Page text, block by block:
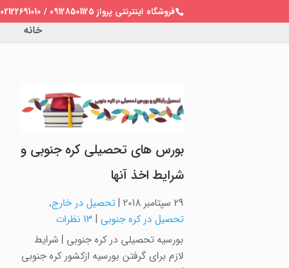
فروشگاه اینترنتی پرواز 09128501125 / 02122691010
خانه
بورس های تحصیلی کره جنوبی و
شرایط اخذ آنها
29 سپتامبر 2018 |تحصیل در خارج,
تحصیل در کره جنوبی | 13 نظرات
بورسیه تحصیلی در کره جنوبی | شرایط
لازم برای گرفتن بورسیه ازکشور کره جنوبی